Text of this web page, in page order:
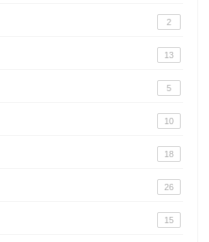
2
13
5
10
18
26
15